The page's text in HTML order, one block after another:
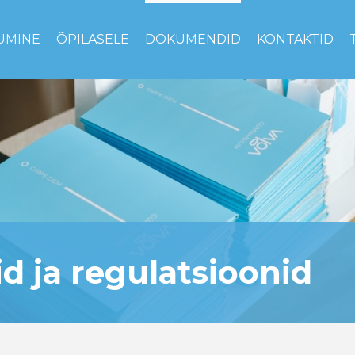
ÕPILASELE DOKUMENDID KONTAKTID
ja regulatsioonid